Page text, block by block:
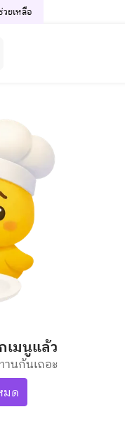
วยเหลือ
มนูแล้ว
านกันเถอะ
มด